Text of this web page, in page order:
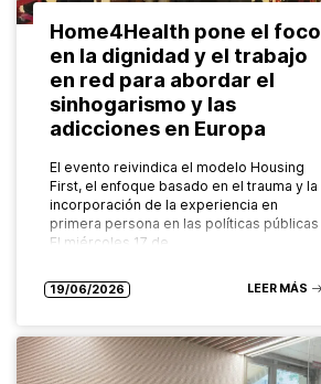
Home4Health pone el foco
en la dignidad y el trabajo
en red para abordar el
sinhogarismo y las
adicciones en Europa
El evento reivindica el modelo Housing
First, el enfoque basado en el trauma y la
incorporación de la experiencia en
primera persona en las políticas públicas
El miércoles 17 de…
19/06/2026 LEER MÁS